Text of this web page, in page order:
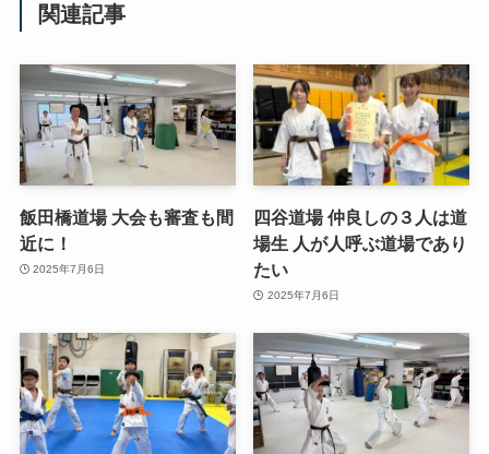
関連記事
飯田橋道場 大会も審査も間
近に！
2025年7月6日
四谷道場 仲良しの３人は道
場生 人が人呼ぶ道場であり
たい
2025年7月6日